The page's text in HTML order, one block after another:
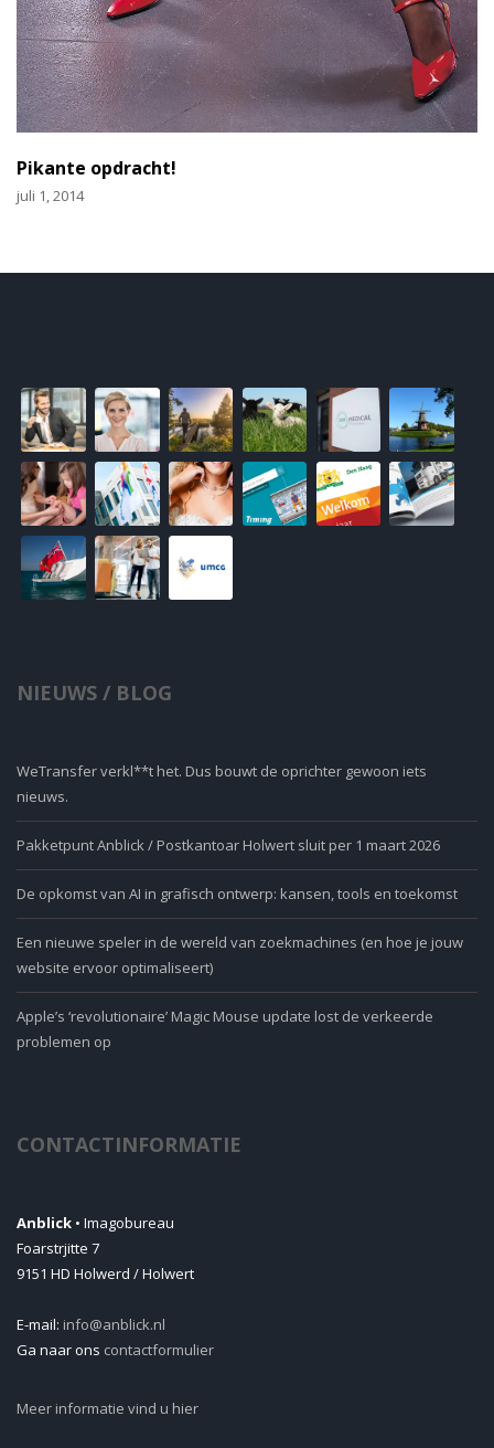
Pikante opdracht!
juli 1, 2014
NIEUWS / BLOG
WeTransfer verkl**t het. Dus bouwt de oprichter gewoon iets
nieuws.
Pakketpunt Anblick / Postkantoar Holwert sluit per 1 maart 2026
De opkomst van AI in grafisch ontwerp: kansen, tools en toekomst
Een nieuwe speler in de wereld van zoekmachines (en hoe je jouw
website ervoor optimaliseert)
Apple’s ‘revolutionaire’ Magic Mouse update lost de verkeerde
problemen op
CONTACTINFORMATIE
Anblick • Imagobureau
Foarstrjitte 7
9151 HD Holwerd / Holwert
E-mail: info@anblick.nl
Ga naar ons contactformulier
Meer informatie vind u hier